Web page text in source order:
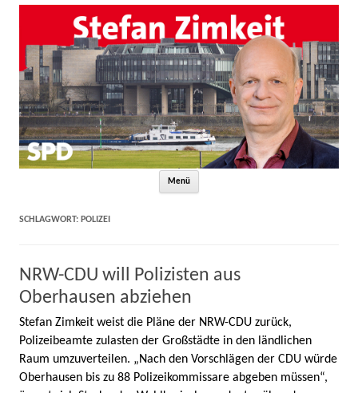
Menü
SCHLAGWORT: POLIZEI
NRW-CDU will Polizisten aus
Oberhausen abziehen
Stefan Zimkeit weist die Pläne der NRW-CDU zurück,
Polizeibeamte zulasten der Großstädte in den ländlichen
Raum umzuverteilen. „Nach den Vorschlägen der CDU würde
Oberhausen bis zu 88 Polizeikommissare abgeben müssen“,